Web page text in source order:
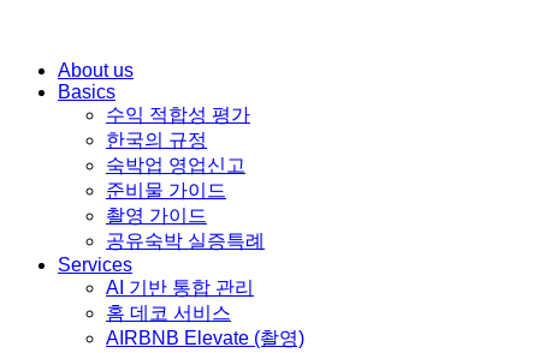
About us
Basics
수익 적합성 평가
한국의 규정
숙박업 영업신고
준비물 가이드
촬영 가이드
공유숙박 실증특례
Services
AI 기반 통합 관리
홈 데코 서비스
AIRBNB Elevate (촬영)